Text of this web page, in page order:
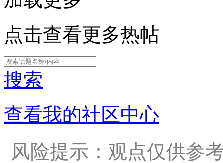
点击查看更多热帖
搜索
查看我的社区中心
风险提示：观点仅供参